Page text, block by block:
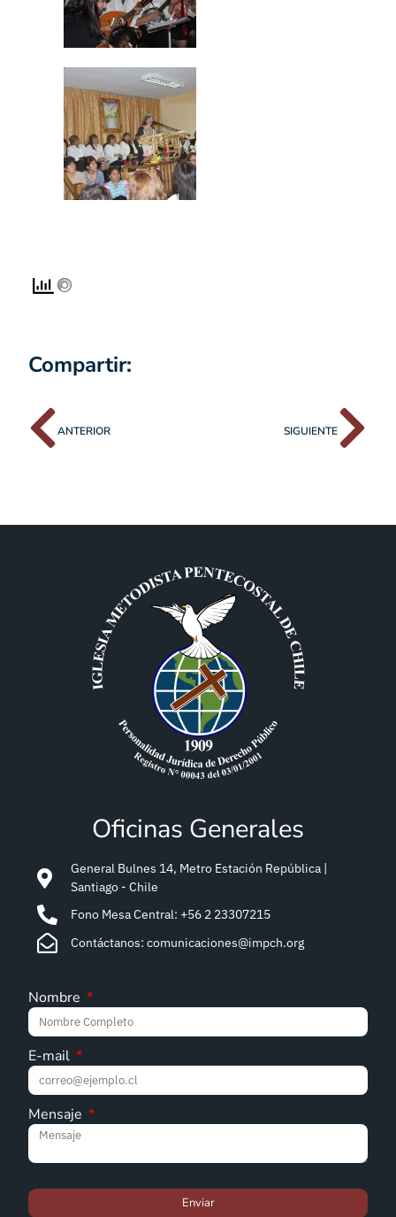
Compartir:
ANTERIOR SIGUIENTE
Oficinas Generales
General Bulnes 14, Metro Estación República |
Santiago - Chile
Fono Mesa Central: +56 2 23307215
Contáctanos: comunicaciones@impch.org
Nombre
E-mail
Mensaje
Enviar